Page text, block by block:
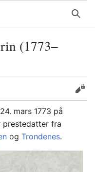
Søk
(1773–
Rediger
mars 1773 på
prestedatter fra
og Trondenes.